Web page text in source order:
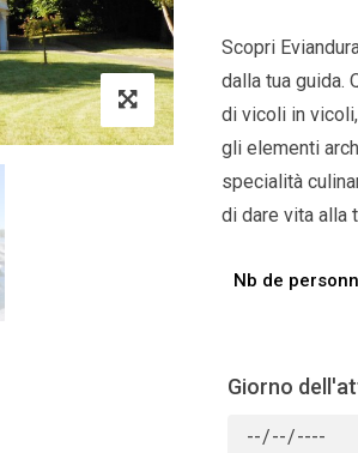
Scopri
dalla tua guida.
di vicoli in
gli elementi
specialità
di dare vita alla
Nb de
Giorno